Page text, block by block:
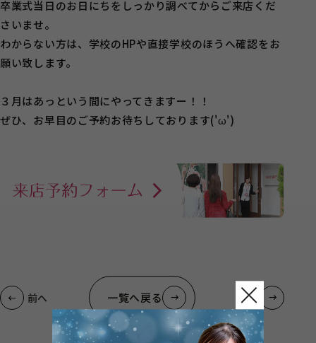
卒業式当日のお日にちをしっかり調べてからご来店くだ
さいませ。
わからない方は、学校のHPや直接学校のほうへ確認をお
願い致します。
３月はあっという間にやってきますー！！
ぜひ、お早目のご予約お待ちしております('ω')
前へ 一覧へ戻る 次へ